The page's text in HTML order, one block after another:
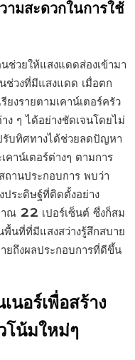
ามสะดวกในการใช้
ช่วยให้แสงแดดส่องเข้ามา
ช่วงที่มีแสงแดด เมื่อตก
งรายตามเคาน์เตอร์ครัว
ง ๆ ได้อย่างชัดเจนโดยไม่
บทิศทางได้ช่วยลดปัญหา
าน์เตอร์ต่างๆ ตามการ
ถานประกอบการ พบว่า
ระดิษฐ์ที่ติดตั้งอย่าง
าณ 22 เปอร์เซ็นต์ ซึ่งก็สม
นที่ที่มีแสงสว่างรู้สึกสบาย
ยถึงผลประกอบการที่ดีขึ้น
นอร์เพื่อสร้าง
โน้มใหม่ๆ